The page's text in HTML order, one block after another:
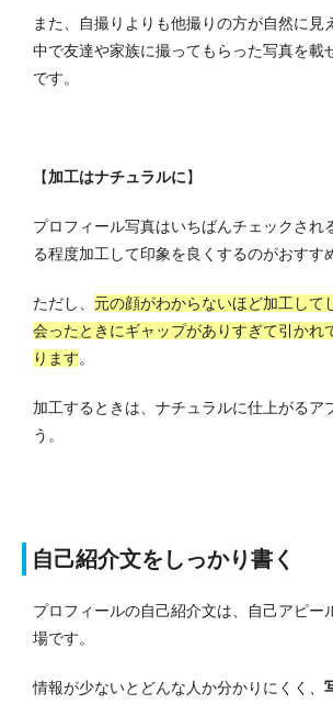
また、自撮りよりも他撮りの方が自然に見
中で友達や家族に撮ってもらった写真を載
です。
【加工はナチュラルに】
プロフィール写真はいちばんチェックされ
る程度加工して印象を良くするのがおすす
ただし、 元の顔がわからないほど加工して
会ったときにギャップがありすぎて引かれ
ります。
加工するときは、ナチュラルに仕上がるア
う。
自己紹介文をしっかり書く
プロフィールの自己紹介文は、自己アピー
場です。
情報が少ないとどんな人か分かりにくく、